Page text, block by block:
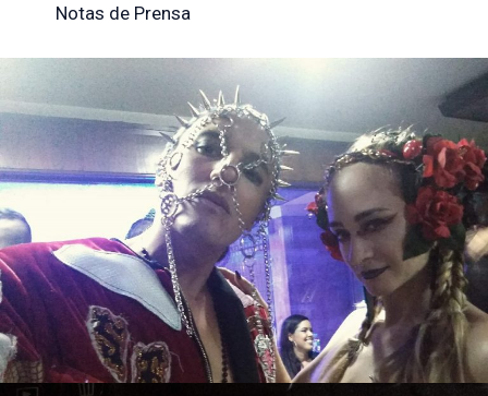
Notas de Prensa